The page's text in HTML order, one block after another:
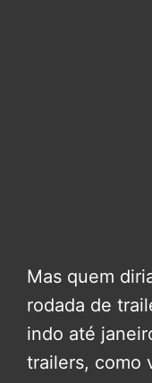
Mas quem
rodada de
indo até
trailers, como